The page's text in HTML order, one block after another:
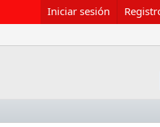
Iniciar sesión